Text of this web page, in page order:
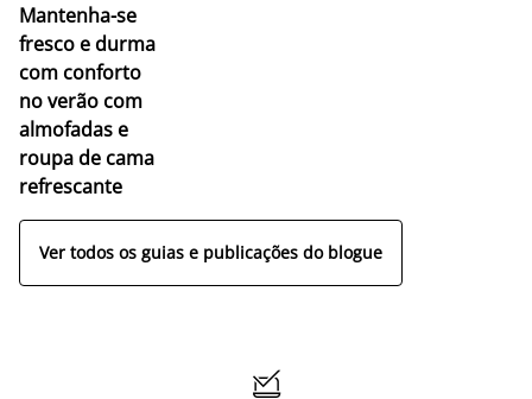
Mantenha-se
fresco e durma
com conforto
no verão com
almofadas e
roupa de cama
refrescante
Ver todos os guias e publicações do blogue
